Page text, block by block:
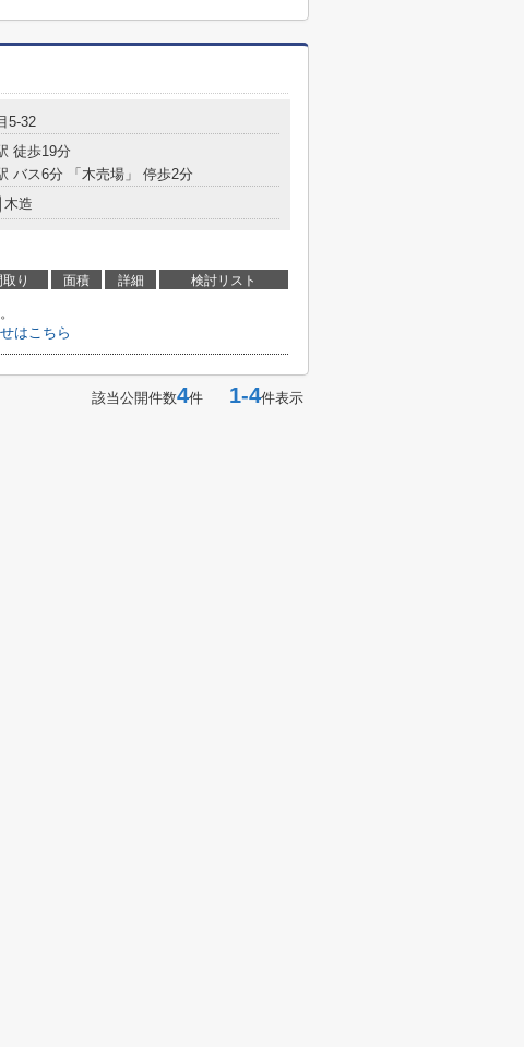
5-32
徒歩19分
バス6分 「木売場」 停歩2分
木造
取り 面積 詳細 検討リスト
はこちら
該当公開件数4件 1-4件表示